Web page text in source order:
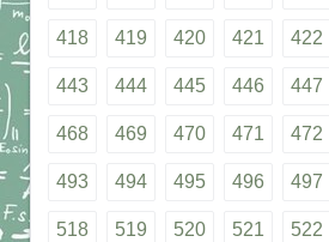
418 419 420 421 422
443 444 445 446 447
468 469 470 471 472
493 494 495 496 497
518 519 520 521 522